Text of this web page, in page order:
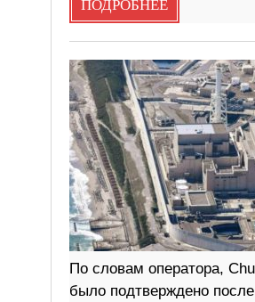
ПОДРОБНЕЕ
По словам оператора,
было подтверждено